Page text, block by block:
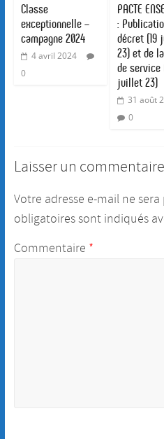
Classe
exceptionnelle –
campagne 2024
4 avril 2024
0
PACTE
:
décret (19
23) et de
de service
juillet 23)
31 août
0
Laisser un commentaire
Votre adresse e-mail ne
obligatoires sont indiqués
Commentaire *